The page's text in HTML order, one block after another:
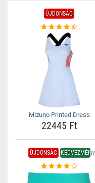
ÚJDONSÁG
Mizuno Printed Dress
22445 Ft
ÚJDONSÁG KEDVEZMÉNY